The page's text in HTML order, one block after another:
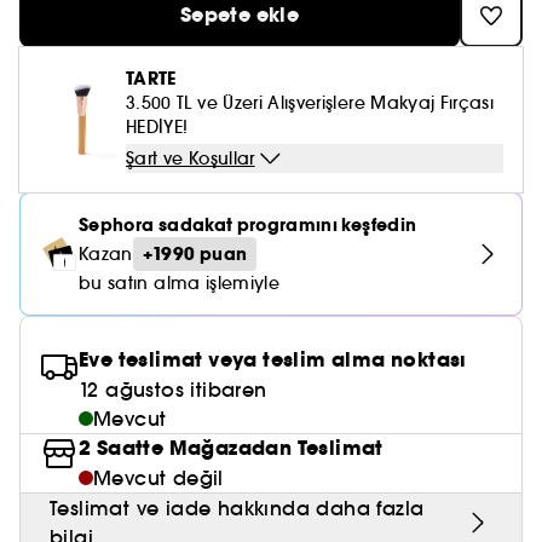
Cilt & Makyaj Temizleyiciler
Cilt Bakım Setleri
Saç Bakım Setleri
Nemlendirici Bakım
Kızarıklık için Bakım
Sıkılaştırıcı ve Lifting Etkili Bakım
Cilt Tonu Eşitsizliği için Bakım
Gözenek Karşıtı
Karma ve Yağlı Saçlar
Kuru Saç Bakımı
LE MONDE GOURMAND
SUMMER FRIDAYS
ERBORIAN
OLAPLEX
KÉRASTASE
GISOU
KAYALI
ARMANI
SUPERGOOP!
GISOU
OUAI
KAYALI
LE MONDE GOURMAND
Sepete ekle
TARTE
3.500 TL ve Üzeri Alışverişlere Makyaj Fırçası
HEDİYE!
Şart ve Koşullar
Sephora sadakat programını keşfedin
Kazan +1990 puan
bu satın alma işlemiyle
Eve teslimat veya teslim alma noktası
12 ağustos itibaren
Mevcut
2 Saatte Mağazadan Teslimat
Mevcut değil
Teslimat ve iade hakkında daha fazla
bilgi